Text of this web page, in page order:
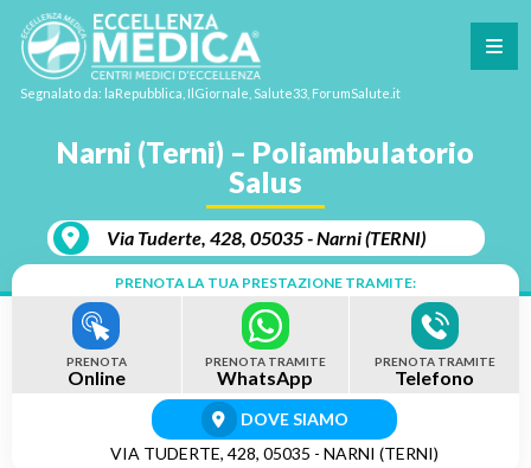
Segnalato da: laRepubblica, IlGiornale, Salute33, ForumSalute.it
Narni (Terni) – Poliambulatorio
Salus
Via Tuderte, 428, 05035 - Narni (TERNI)
PRENOTA LA TUA PRESTAZIONE TRAMITE:
PRENOTA
Online
PRENOTA TRAMITE
WhatsApp
PRENOTA TRAMITE
Telefono
DOVE SIAMO
VIA TUDERTE, 428, 05035 - NARNI (TERNI)